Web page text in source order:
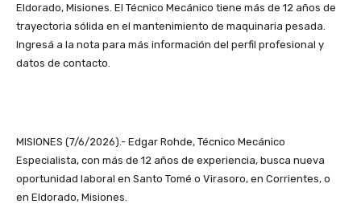
Eldorado, Misiones. El Técnico Mecánico tiene más de 12 años de
trayectoria sólida en el mantenimiento de maquinaria pesada.
Ingresá a la nota para más información del perfil profesional y
datos de contacto.
MISIONES (7/6/2026).- Edgar Rohde, Técnico Mecánico
Especialista, con más de 12 años de experiencia, busca nueva
oportunidad laboral en Santo Tomé o Virasoro, en Corrientes, o
en Eldorado, Misiones.